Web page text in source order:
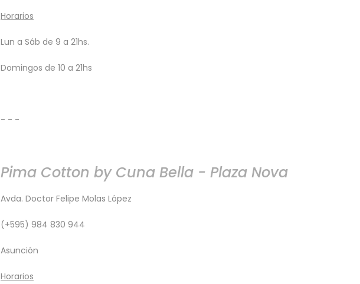
​Horarios
Lun a Sáb de 9 a 21hs.
Domingos de 10 a 21hs
- - -
Pima Cotton by Cuna Bella - Plaza Nova
Avda. Doctor Felipe Molas López
(+595) 984 830 944
Asunción
​Horarios